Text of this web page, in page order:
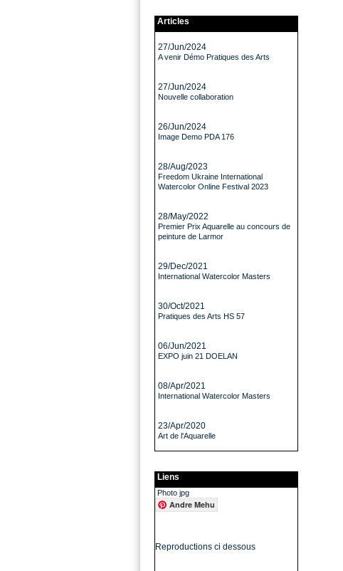
Articles
27/Jun/2024
A venir Démo Pratiques des Arts
27/Jun/2024
Nouvelle collaboration
26/Jun/2024
Image Demo PDA 176
28/Aug/2023
Freedom Ukraine International
Watercolor Online Festival 2023
28/May/2022
Premier Prix Aquarelle au concours de
peinture de Larmor
29/Dec/2021
International Watercolor Masters
30/Oct/2021
Pratiques des Arts HS 57
06/Jun/2021
EXPO juin 21 DOELAN
08/Apr/2021
International Watercolor Masters
23/Apr/2020
Art de l'Aquarelle
Liens
Photo jpg
Andre Mehu
Reproductions ci dessous